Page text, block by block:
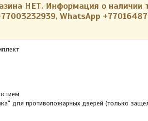
НЕТ. Информация о наличии
WhatsApp
для противопожарных дверей (только